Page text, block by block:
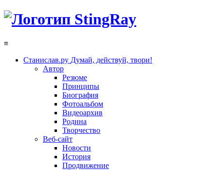
≡
Станислав.ру Думай, действуй, твори!
Автор
Резюме
Принципы
Биография
Фотоальбом
Видеоархив
Родина
Творчество
Веб-сайт
Новости
История
Продвижение